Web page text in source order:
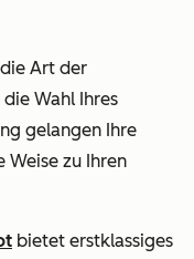
Art der
Wahl Ihres
gelangen Ihre
Weise zu Ihren
bietet erstklassiges